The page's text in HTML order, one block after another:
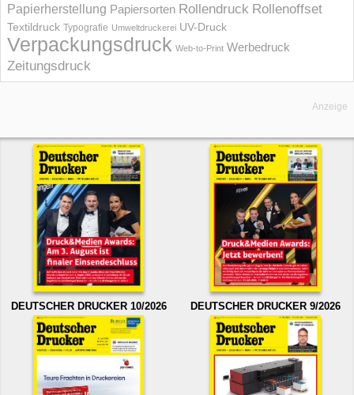
Papierherstellung Papiersorten Rollendruck Rollenoffset
Textildruck Typografie Umweltdruckerei UV-Druck
Verpackungsdruck Web-to-Print Werbedruck
Zeitungsdruck
Anzeige
DEUTSCHER DRUCKER 10/2026 DEUTSCHER DRUCKER 9/2026